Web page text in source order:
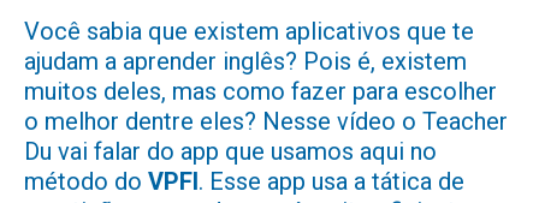
Você sabia que existem aplicativos que te
ajudam a aprender inglês? Pois é, existem
muitos deles, mas como fazer para escolher
o melhor dentre eles? Nesse vídeo o Teacher
Du vai falar do app que usamos aqui no
método do VPFI. Esse app usa a tática de